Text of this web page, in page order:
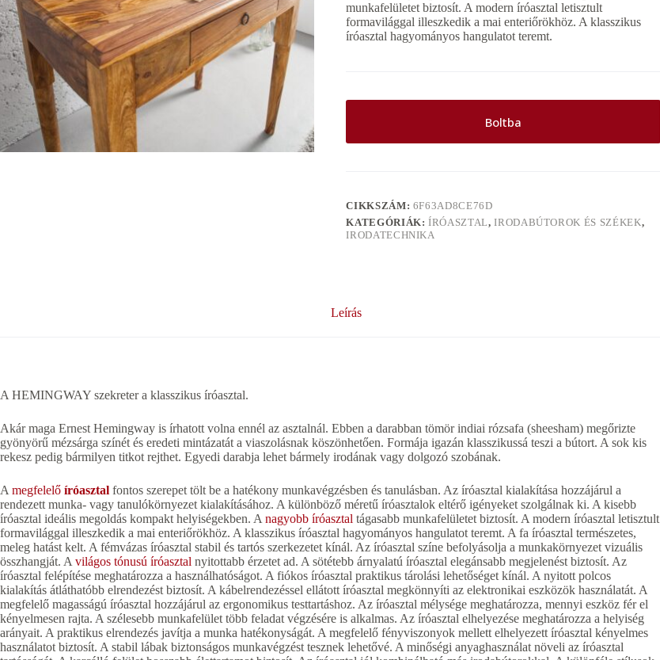
munkafelületet biztosít. A modern íróasztal letisztult
formavilággal illeszkedik a mai enteriőrökhöz. A klasszikus
íróasztal hagyományos hangulatot teremt.
Boltba
CIKKSZÁM: 6F63AD8CE76D
KATEGÓRIÁK:ÍRÓASZTAL,IRODABÚTOROK ÉS SZÉKEK,
IRODATECHNIKA
Leírás
A HEMINGWAY szekreter a klasszikus íróasztal.
Akár maga Ernest Hemingway is írhatott volna ennél az asztalnál. Ebben a darabban tömör indiai rózsafa (sheesham) megőrizte
gyönyörű mézsárga színét és eredeti mintázatát a viaszolásnak köszönhetően. Formája igazán klasszikussá teszi a bútort. A sok kis
rekesz pedig bármilyen titkot rejthet. Egyedi darabja lehet bármely irodának vagy dolgozó szobának.
A megfelelő íróasztal fontos szerepet tölt be a hatékony munkavégzésben és tanulásban. Az íróasztal kialakítása hozzájárul a
rendezett munka- vagy tanulókörnyezet kialakításához. A különböző méretű íróasztalok eltérő igényeket szolgálnak ki. A kisebb
íróasztal ideális megoldás kompakt helyiségekben. A nagyobb íróasztal tágasabb munkafelületet biztosít. A modern íróasztal letisztult
formavilággal illeszkedik a mai enteriőrökhöz. A klasszikus íróasztal hagyományos hangulatot teremt. A fa íróasztal természetes,
meleg hatást kelt. A fémvázas íróasztal stabil és tartós szerkezetet kínál. Az íróasztal színe befolyásolja a munkakörnyezet vizuális
összhangját. A világos tónusú íróasztal nyitottabb érzetet ad. A sötétebb árnyalatú íróasztal elegánsabb megjelenést biztosít. Az
íróasztal felépítése meghatározza a használhatóságot. A fiókos íróasztal praktikus tárolási lehetőséget kínál. A nyitott polcos
kialakítás átláthatóbb elrendezést biztosít. A kábelrendezéssel ellátott íróasztal megkönnyíti az elektronikai eszközök használatát. A
megfelelő magasságú íróasztal hozzájárul az ergonomikus testtartáshoz. Az íróasztal mélysége meghatározza, mennyi eszköz fér el
kényelmesen rajta. A szélesebb munkafelület több feladat végzésére is alkalmas. Az íróasztal elhelyezése meghatározza a helyiség
arányait. A praktikus elrendezés javítja a munka hatékonyságát. A megfelelő fényviszonyok mellett elhelyezett íróasztal kényelmes
használatot biztosít. A stabil lábak biztonságos munkavégzést tesznek lehetővé. A minőségi anyaghasználat növeli az íróasztal